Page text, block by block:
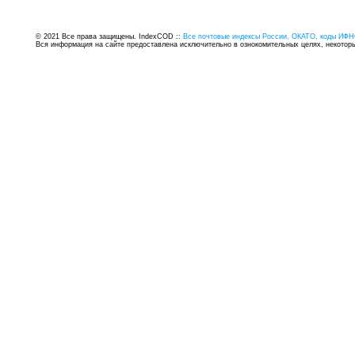
© 2021 Все права защищены. IndexCOD :: Все почтовые индексы России, ОКАТО, коды
Вся информация на сайте предоставлена исключительно в ознокомительных целях,